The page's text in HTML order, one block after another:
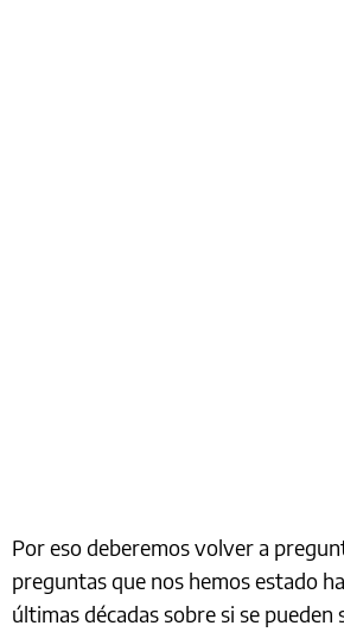
Por eso deberemos volver a
preguntas que nos hemos estado
últimas décadas sobre si se